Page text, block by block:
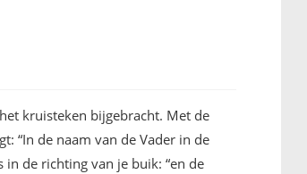
kruisteken bijgebracht. Met de
“In de naam van de Vader in de
in de richting van je buik: “en de